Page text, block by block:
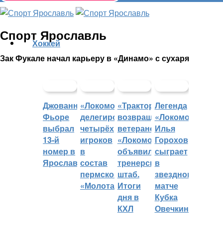
Спорт Ярославль
Зак Фукале начал карьеру в «Динамо» с сухаря
Хоккей
Джованни
Фьоре
выбрал
13-й
номер в
Ярославле
«Локомотив»
делегировал
четырёх
игроков
в
состав
пермского
«Молота»
«Трактор»
возвращает
ветеранов,
«Локомотив»
объявил
тренерский
штаб.
Итоги
дня в
КХЛ
Легенда
«Локомотива»
Илья
Горохов
сыграет
в
звездном
матче
Кубка
Овечкина